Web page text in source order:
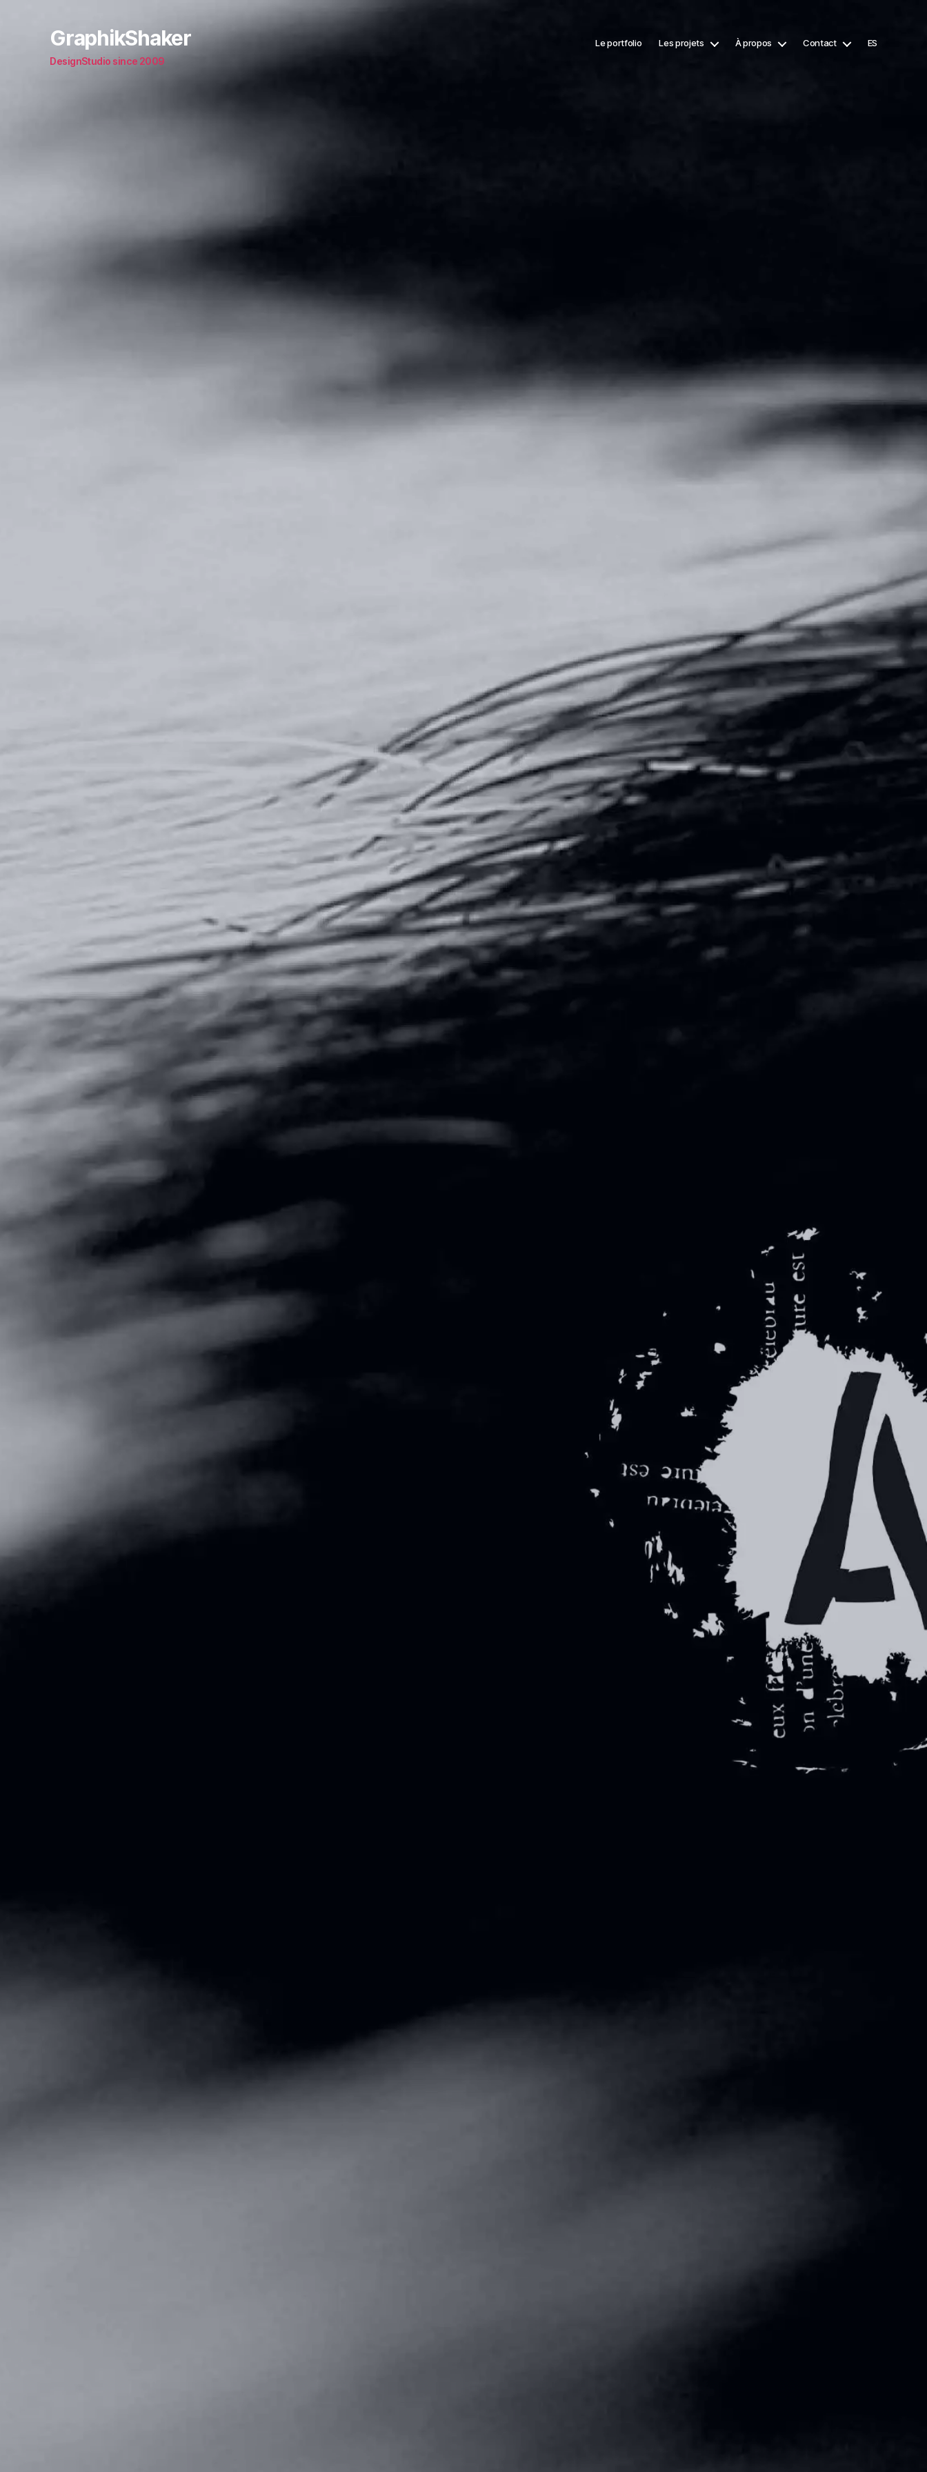
GraphikShaker
DesignStudio since 2009
Le portfolio Les projets À propos Contact ES